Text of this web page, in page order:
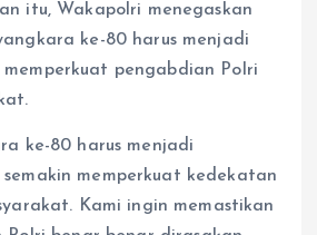
itu, Wakapolri menegaskan
ke-80 harus menjadi
memperkuat pengabdian Polri
ke-80 harus menjadi
semakin memperkuat kedekatan
Kami ingin memastikan